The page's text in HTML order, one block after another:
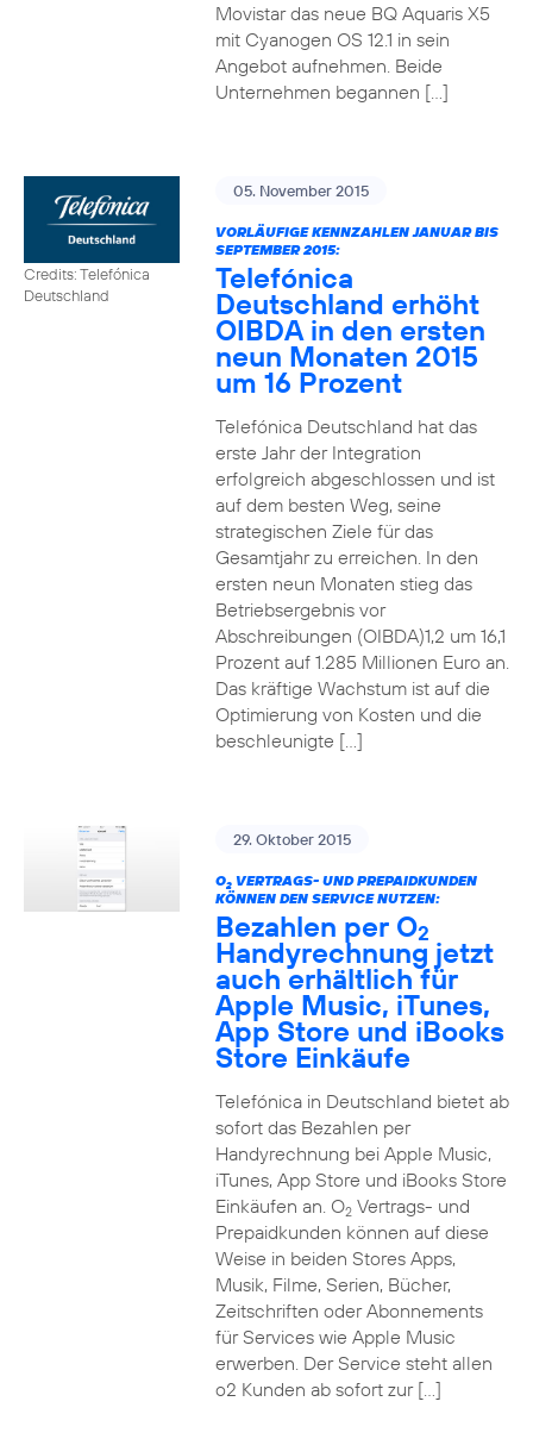
Movistar das neue BQ Aquaris X5
mit Cyanogen OS 12.1 in sein
Angebot aufnehmen. Beide
Unternehmen begannen […]
Credits: Telefónica
Deutschland
05. November 2015
VORLÄUFIGE KENNZAHLEN JANUAR BIS
SEPTEMBER 2015:
Telefónica
Deutschland erhöht
OIBDA in den ersten
neun Monaten 2015
um 16 Prozent
Telefónica Deutschland hat das
erste Jahr der Integration
erfolgreich abgeschlossen und ist
auf dem besten Weg, seine
strategischen Ziele für das
Gesamtjahr zu erreichen. In den
ersten neun Monaten stieg das
Betriebsergebnis vor
Abschreibungen (OIBDA)1,2 um 16,1
Prozent auf 1.285 Millionen Euro an.
Das kräftige Wachstum ist auf die
Optimierung von Kosten und die
beschleunigte […]
29. Oktober 2015
O2VERTRAGS- UND PREPAIDKUNDEN
KÖNNEN DEN SERVICE NUTZEN:
Bezahlen per O2
Handyrechnung jetzt
auch erhältlich für
Apple Music, iTunes,
App Store und iBooks
Store Einkäufe
Telefónica in Deutschland bietet ab
sofort das Bezahlen per
Handyrechnung bei Apple Music,
iTunes, App Store und iBooks Store
Einkäufen an. O2Vertrags- und
Prepaidkunden können auf diese
Weise in beiden Stores Apps,
Musik, Filme, Serien, Bücher,
Zeitschriften oder Abonnements
für Services wie Apple Music
erwerben. Der Service steht allen
o2 Kunden ab sofort zur […]